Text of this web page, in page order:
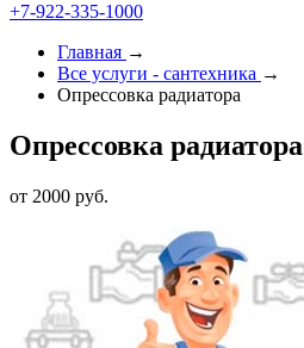
+7-922-335-1000
Главная →
Все услуги - cантехника →
Опрессовка радиатора
Опрессовка радиатора
от 2000 руб.